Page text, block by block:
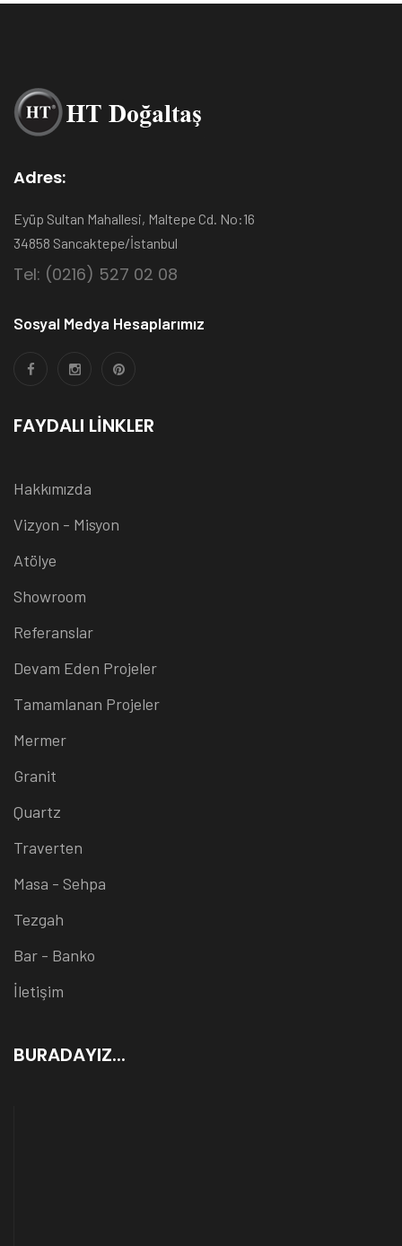
Adres:
Eyüp Sultan Mahallesi, Maltepe Cd. No:16
34858 Sancaktepe/İstanbul
Tel: (0216) 527 02 08
Sosyal Medya Hesaplarımız
FAYDALI LINKLER
Hakkımızda
Vizyon - Misyon
Atölye
Showroom
Referanslar
Devam Eden Projeler
Tamamlanan Projeler
Mermer
Granit
Quartz
Traverten
Masa - Sehpa
Tezgah
Bar - Banko
İletişim
BURADAYIZ...